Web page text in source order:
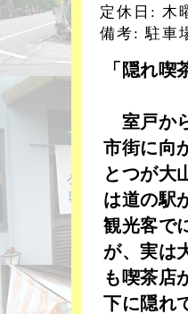
定休日: 木
備考: 駐車
「隠れ喫
室戸か
市街に向
とつが大
は道の駅
観光客で
が、実は
も喫茶店
下に隠れ